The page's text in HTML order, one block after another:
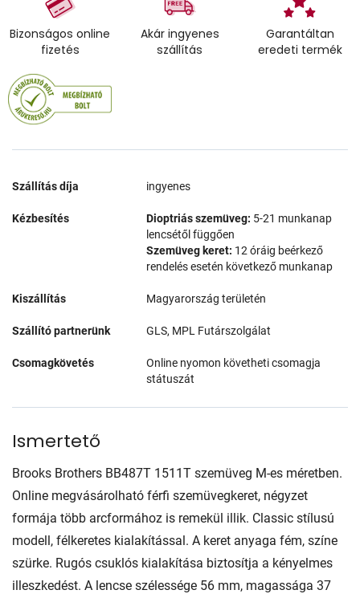
Bizonságos online
fizetés
Akár ingyenes
szállítás
Garantáltan
eredeti termék
Szállítás díja ingyenes
Kézbesítés Dioptriás szemüveg: 5-21 munkanap
lencsétől függően
Szemüveg keret: 12 óráig beérkező
rendelés esetén következő munkanap
Kiszállítás Magyarország területén
Szállító partnerünk GLS, MPL Futárszolgálat
Csomagkövetés
Online nyomon követheti csomagja
státuszát
Ismertető
Brooks Brothers BB487T 1511T szemüveg M-es méretben.
Online megvásárolható férfi szemüvegkeret, négyzet
formája több arcformához is remekül illik. Classic stílusú
modell, félkeretes kialakítással. A keret anyaga fém, színe
szürke. Rugós csuklós kialakítása biztosítja a kényelmes
illeszkedést. A lencse szélessége 56 mm, magassága 37